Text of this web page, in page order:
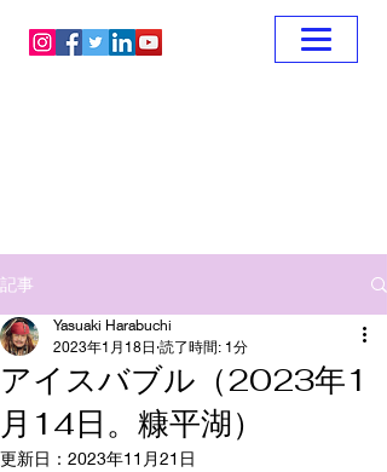
記事
アイスバブル（2023年1
月14日。糠平湖）
Yasuaki Harabuchi
2023年1月18日 読了時間: 1分
更新日： 2023年11月21日